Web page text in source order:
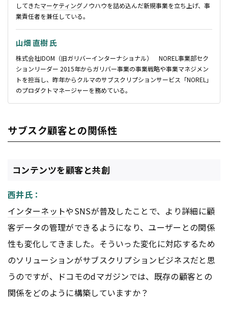
してきたマーケティングノウハウを詰め込んだ新規事業を立ち上げ、事
業責任者を兼任している。
山畑 直樹 氏
株式会社IDOM（旧ガリバーインターナショナル） NOREL事業部セク
ションリーダー 2015年からガリバー事業の事業戦略や事業マネジメン
トを担当し、昨年からクルマのサブスクリプションサービス「NOREL」
のプロダクトマネージャーを務めている。
サブスク顧客との関係性
コンテンツを顧客と共創
西井氏：
インターネットやSNSが普及したことで、より詳細に顧
客データの管理ができるようになり、ユーザーとの関係
性も変化してきました。そういった変化に対応するため
のソリューションがサブスクリプションビジネスだと思
うのですが、ドコモのdマガジンでは、既存の顧客との
関係をどのように構築していますか？